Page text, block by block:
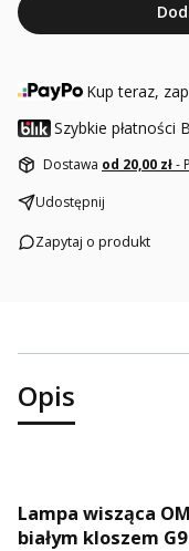
Kup teraz,
Szybkie płatności
Dostawa od 20,00 zł-
Udostępnij
Zapytaj o produkt
Opis
Lampa wisząca
białym kloszem G9